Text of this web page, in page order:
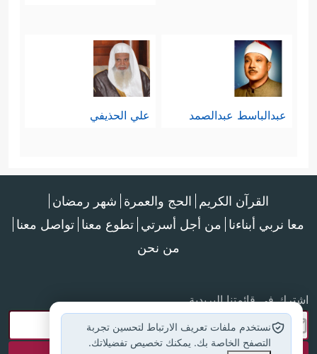
عبدالباسط عبدالصمد علي الحذيفي
القرآن الكريم الحج والعمرة شهر رمضان
معا نربي أبناءنا من أجل أسرتي تطوع معنا تواصل معنا
من نحن
اشترك في قائمتنا البريدية
نستخدم ملفات تعريف الارتباط لتحسين تجربة
التصفح الخاصة بك. يمكنك تخصيص تفضيلاتك.